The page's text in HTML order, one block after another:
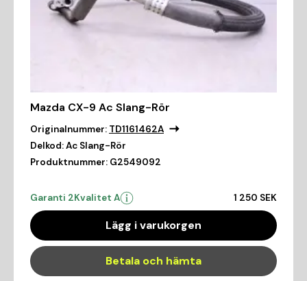
Mazda CX-9 Ac Slang-Rör
Originalnummer: TD1161462A
Delkod:Ac Slang-Rör
Produktnummer: G2549092
Garanti 2Kvalitet A 1 250 SEK
Lägg i varukorgen
Betala och hämta